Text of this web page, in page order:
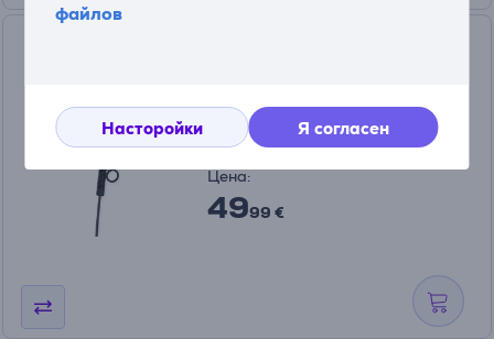
файлов
Насторойки Я согласен
HC35OCEAN
На складе
Цена:
4999 €